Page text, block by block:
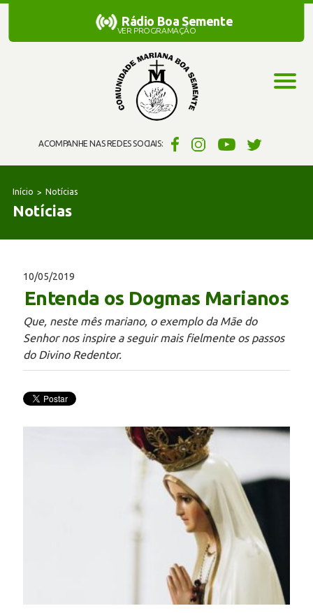
ACOMPANHE NAS REDES SOCIAIS:
Rádio Boa Semente
Rádio Boa Semente
VER PROGRAMAÇÃO
Início Notícias
Notícias
10/05/2019
Entenda os Dogmas Marianos
Que, neste mês mariano, o exemplo da Mãe do
Senhor nos inspire a seguir mais fielmente os passos
do Divino Redentor.